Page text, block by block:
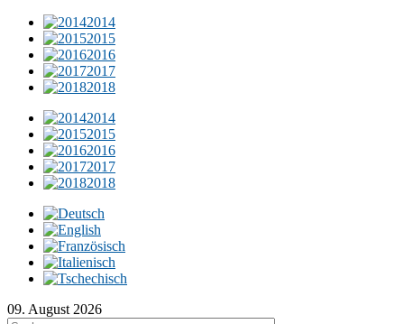
2014
2015
2016
2017
2018
2014
2015
2016
2017
2018
09. August 2026